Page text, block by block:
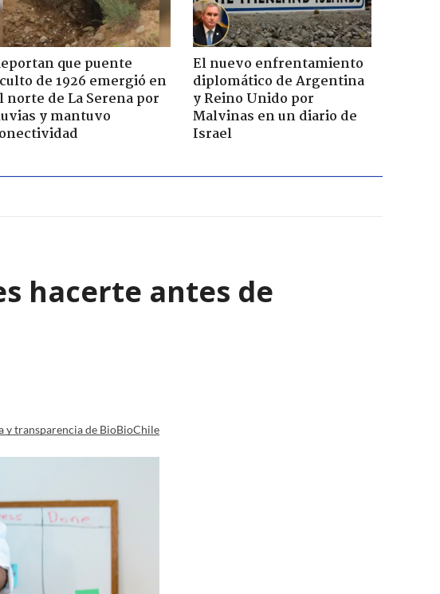
que puente
de 1926 emergió en
norte de La Serena por
y mantuvo
El nuevo enfrentamiento
diplomático de Argentina
y Reino Unido por
Malvinas en un diario de
Israel
hacerte antes de
y transparencia de BioBioChile